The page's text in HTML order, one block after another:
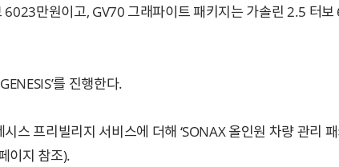
만원이고, GV70 그래파이트 패키지는 가솔린 2.5 터
를 진행한다.
스 프리빌리지 서비스에 더해 ‘SONAX 올인원 차량 관리
이지 참조).